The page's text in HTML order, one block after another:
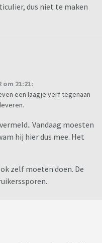
dus niet te maken
om 21:21:
een laagje verf tegenaan
Vandaag moesten
hij hier dus mee. Het
zelf moeten doen. De